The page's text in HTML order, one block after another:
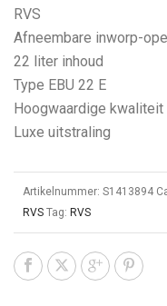
RVS
Afneembare inworp-
22 liter inhoud
Type EBU 22 E
Hoogwaardige kwaliteit
Luxe uitstraling
Artikelnummer: S1413894
RVS Tag: RVS